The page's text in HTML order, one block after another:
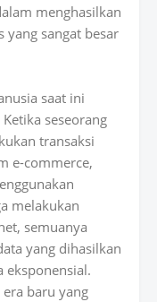
menghasilkan
yang sangat besar
saat ini
seseorang
transaksi
e-commerce,
melakukan
semuanya
yang dihasilkan
eksponensial.
baru yang